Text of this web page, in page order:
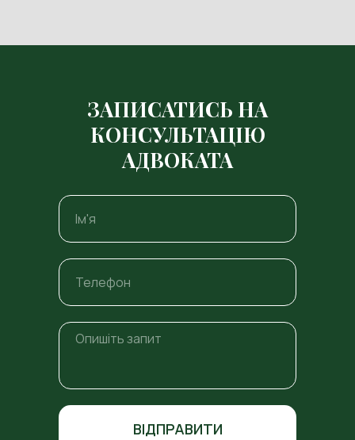
ВІДПРАВИТИ
ЗАПИСАТИСЬ НА
КОНСУЛЬТАЦІЮ
АДВОКАТА